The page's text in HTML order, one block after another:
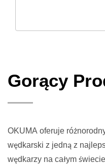
Gorący
OKUMA oferuje
wędkarski z jedną z
wędkarzy na całym